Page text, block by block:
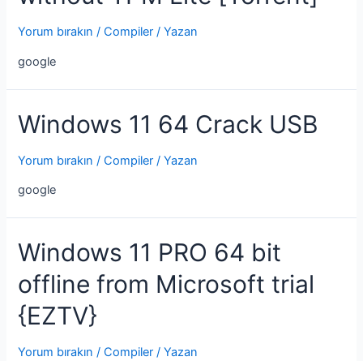
Yorum bırakın /Compiler / Yazan
google
Windows 11 64 Crack USB
Yorum bırakın /Compiler / Yazan
google
Windows 11 PRO 64 bit
offline from Microsoft trial
{EZTV}
Yorum bırakın /Compiler / Yazan